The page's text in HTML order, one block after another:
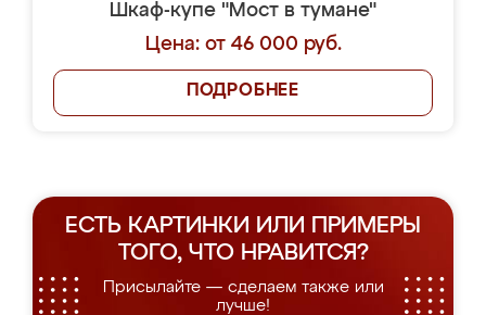
Шкаф-купе "Мост в тумане"
Цена: от 46 000 руб.
ПОДРОБНЕЕ
ЕСТЬ КАРТИНКИ ИЛИ ПРИМЕРЫ
ТОГО, ЧТО НРАВИТСЯ?
Присылайте — сделаем также или
лучше!